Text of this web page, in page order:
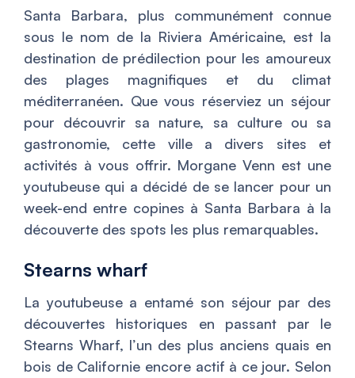
Santa Barbara, plus communément connue
sous le nom de la Riviera Américaine, est la
destination de prédilection pour les amoureux
des plages magnifiques et du climat
méditerranéen. Que vous réserviez un séjour
pour découvrir sa nature, sa culture ou sa
gastronomie, cette ville a divers sites et
activités à vous offrir. Morgane Venn est une
youtubeuse qui a décidé de se lancer pour un
week-end entre copines à Santa Barbara à la
découverte des spots les plus remarquables.
Stearns wharf
La youtubeuse a entamé son séjour par des
découvertes historiques en passant par le
Stearns Wharf, l’un des plus anciens quais en
bois de Californie encore actif à ce jour. Selon